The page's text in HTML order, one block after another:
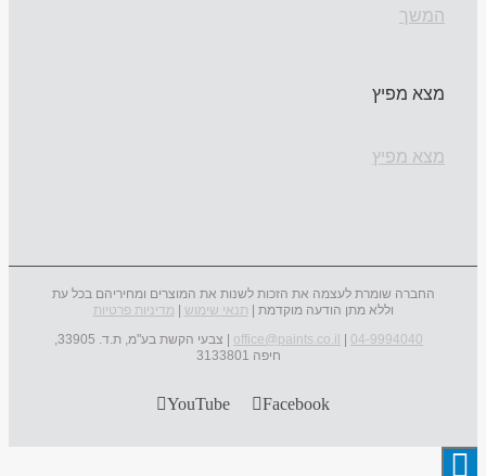
המשך
מצא מפיץ
מצא מפיץ
החברה שומרת לעצמה את הזכות לשנות את המוצרים ומחיריהם בכל עת
וללא מתן הודעה מוקדמת | תנאי שימוש
מדיניות פרטיות
04-9994040
office@paints.co.il
| צבעי הקשת בע"מ, ת.ד. 33905,
חיפה 3133801
Facebook
YouTube